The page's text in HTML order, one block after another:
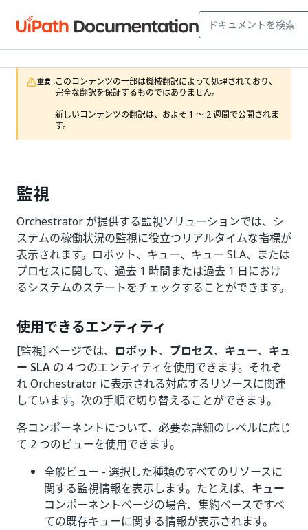
重要 :このコンテンツの一部は機械翻訳によって処理されており、
完全な翻訳を保証するものではありません。
新しいコンテンツの翻訳は、およそ 1 ～ 2 週間で公開されま
す。
監視
Orchestrator が提供する監視ソリューションでは、シ
ステムの稼働状況の監視に役立つリアルタイムな指標が
表示されます。ロボット、キュー、キュー SLA、または
プロセスに関して、過去 1 時間または過去 1 日におけ
るシステムのステートをチェックすることができます。
使用できるエンティティ
[監視] ページでは、 ロボット、 プロセス、 キュー、 キュ
ー SLA の 4 つのエンティティを使用できます。それぞ
れ Orchestrator に表示される対応するリソースに関連
しています。次の手順で切り替えることができます。
各コンポーネントについて、必要な詳細のレベルに応じ
て 2 つのビューを使用できます。
全般ビュー - 選択した種類のすべてのリソースに
関する監視情報を表示します。たとえば、 キュー
コンポーネントページの場合、集約ベースですべ
ての既存キューに関する情報が表示されます。